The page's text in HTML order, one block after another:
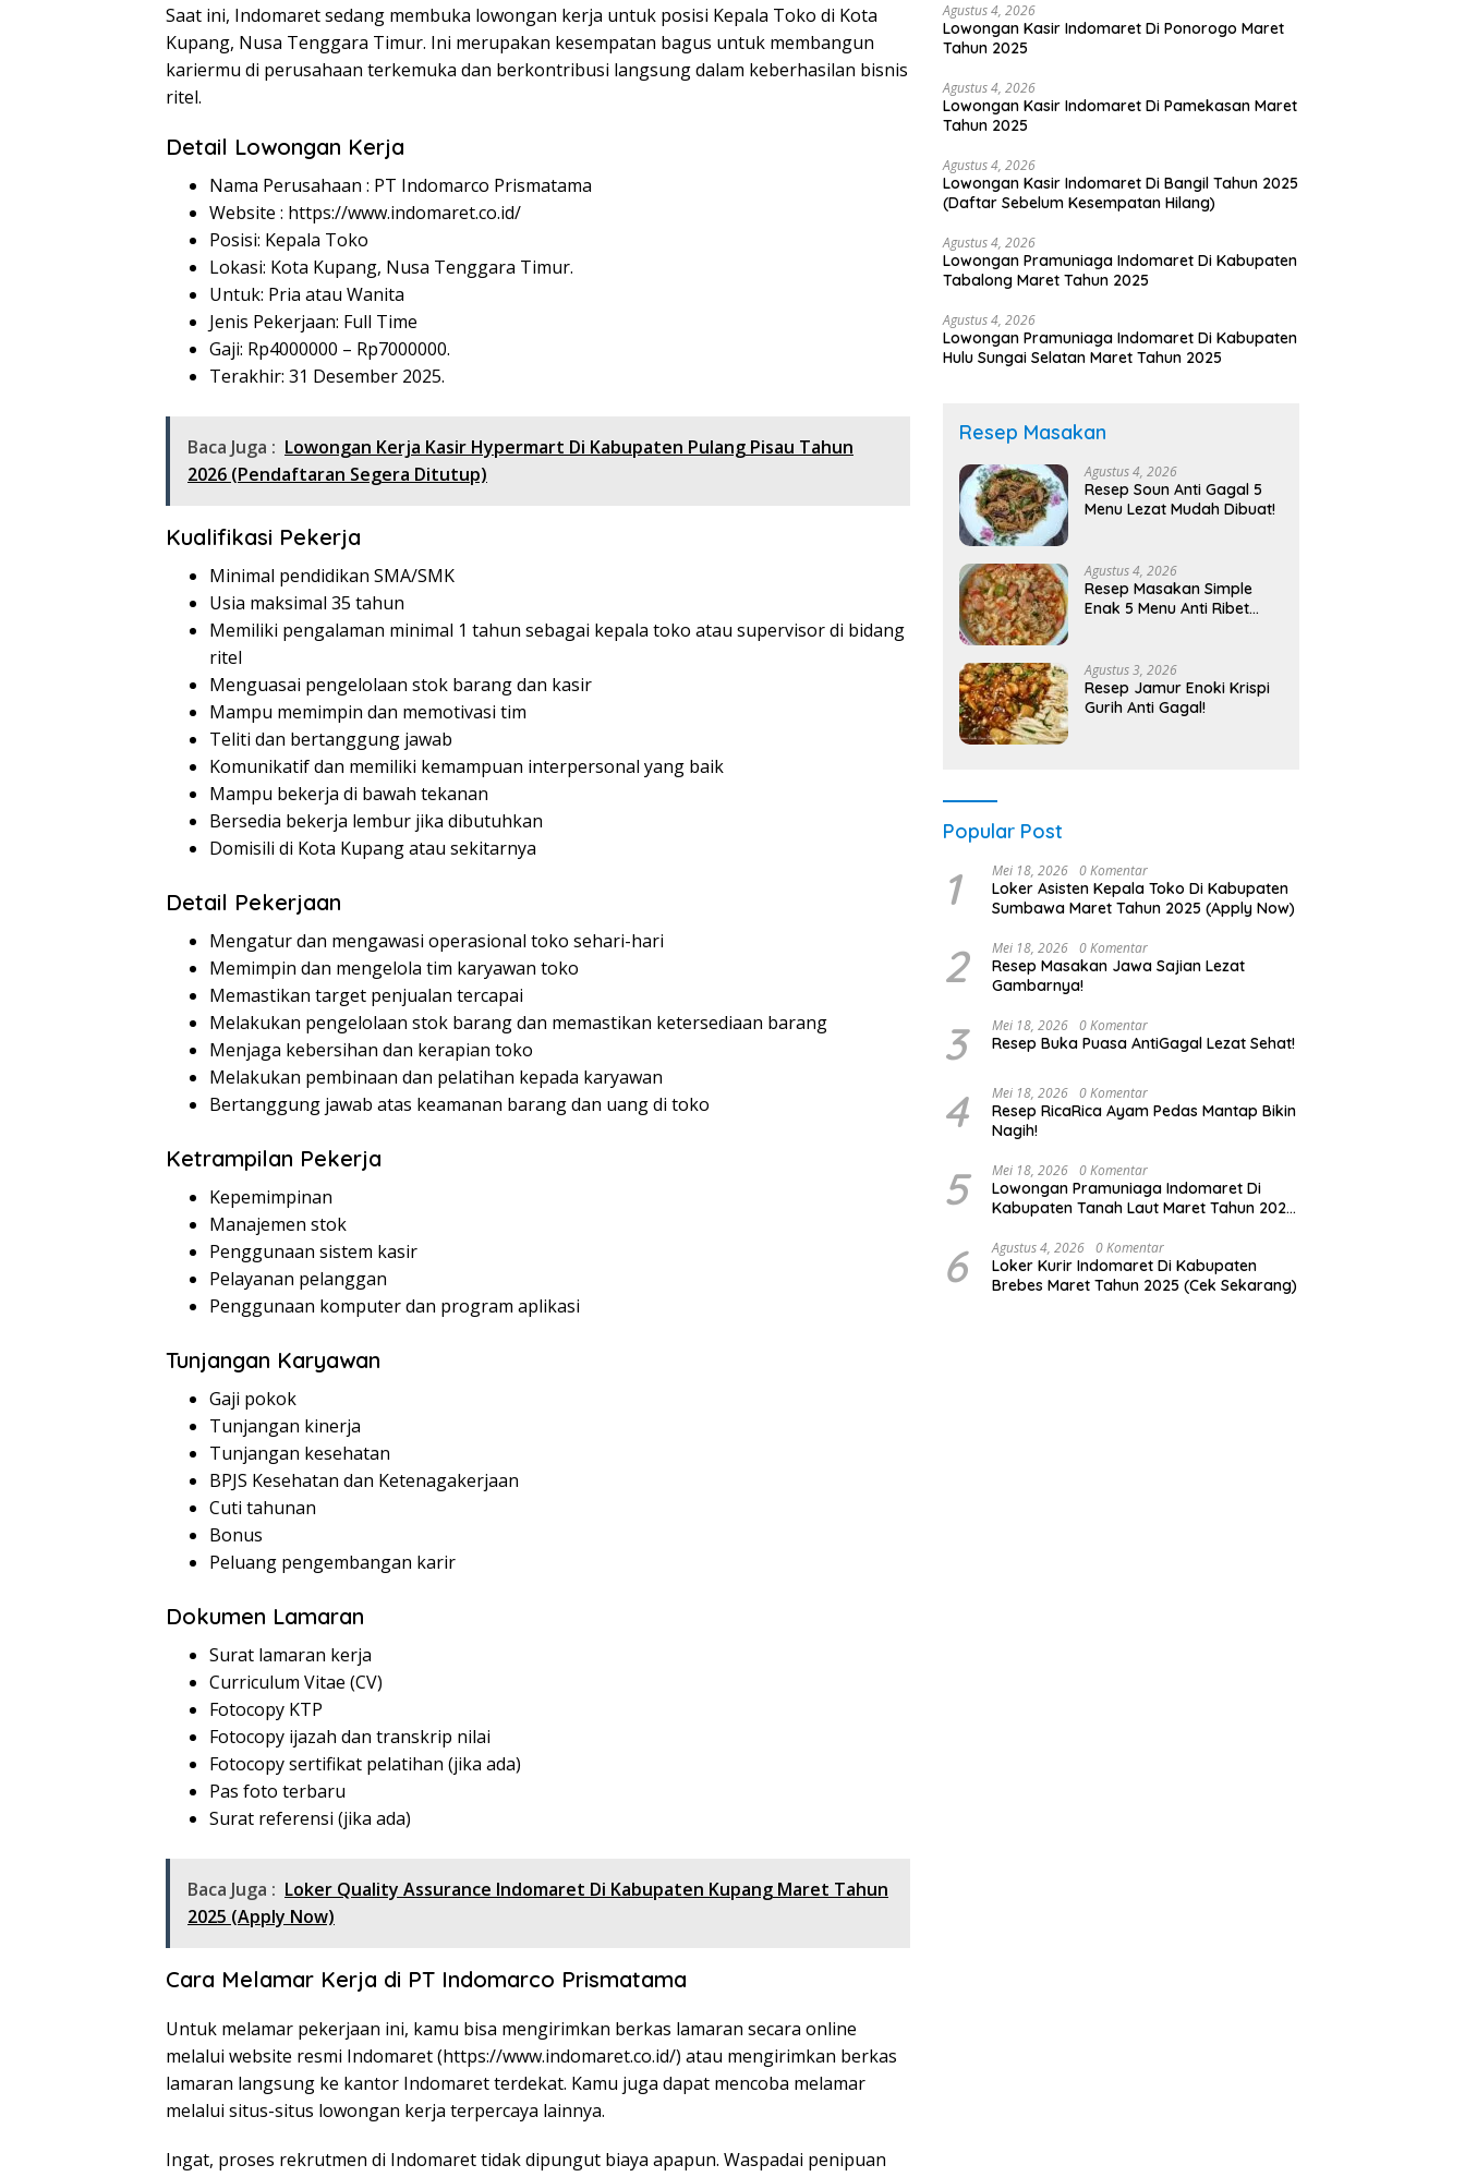
Saat ini, Indomaret sedang membuka lowongan kerja untuk posisi Kepala Toko di Kota
Kupang, Nusa Tenggara Timur. Ini merupakan kesempatan bagus untuk membangun
kariermu di perusahaan terkemuka dan berkontribusi langsung dalam keberhasilan bisnis
ritel.
Detail Lowongan Kerja
Nama Perusahaan : PT Indomarco Prismatama
Website : https://www.indomaret.co.id/
Posisi: Kepala Toko
Lokasi: Kota Kupang, Nusa Tenggara Timur.
Untuk: Pria atau Wanita
Jenis Pekerjaan: Full Time
Gaji: Rp4000000 – Rp7000000.
Terakhir: 31 Desember 2025.
Baca Juga : Lowongan Kerja Kasir Hypermart Di Kabupaten Pulang Pisau Tahun
2026 (Pendaftaran Segera Ditutup)
Kualifikasi Pekerja
Minimal pendidikan SMA/SMK
Usia maksimal 35 tahun
Memiliki pengalaman minimal 1 tahun sebagai kepala toko atau supervisor di bidang
ritel
Menguasai pengelolaan stok barang dan kasir
Mampu memimpin dan memotivasi tim
Teliti dan bertanggung jawab
Komunikatif dan memiliki kemampuan interpersonal yang baik
Mampu bekerja di bawah tekanan
Bersedia bekerja lembur jika dibutuhkan
Domisili di Kota Kupang atau sekitarnya
Detail Pekerjaan
Mengatur dan mengawasi operasional toko sehari-hari
Memimpin dan mengelola tim karyawan toko
Memastikan target penjualan tercapai
Melakukan pengelolaan stok barang dan memastikan ketersediaan barang
Menjaga kebersihan dan kerapian toko
Melakukan pembinaan dan pelatihan kepada karyawan
Bertanggung jawab atas keamanan barang dan uang di toko
Ketrampilan Pekerja
Kepemimpinan
Manajemen stok
Penggunaan sistem kasir
Pelayanan pelanggan
Penggunaan komputer dan program aplikasi
Tunjangan Karyawan
Gaji pokok
Tunjangan kinerja
Tunjangan kesehatan
BPJS Kesehatan dan Ketenagakerjaan
Cuti tahunan
Bonus
Peluang pengembangan karir
Dokumen Lamaran
Surat lamaran kerja
Curriculum Vitae (CV)
Fotocopy KTP
Fotocopy ijazah dan transkrip nilai
Fotocopy sertifikat pelatihan (jika ada)
Pas foto terbaru
Surat referensi (jika ada)
Baca Juga : Loker Quality Assurance Indomaret Di Kabupaten Kupang Maret Tahun
2025 (Apply Now)
Cara Melamar Kerja di PT Indomarco Prismatama
Untuk melamar pekerjaan ini, kamu bisa mengirimkan berkas lamaran secara online
melalui website resmi Indomaret (https://www.indomaret.co.id/) atau mengirimkan berkas
lamaran langsung ke kantor Indomaret terdekat. Kamu juga dapat mencoba melamar
melalui situs-situs lowongan kerja terpercaya lainnya.
Ingat, proses rekrutmen di Indomaret tidak dipungut biaya apapun. Waspadai penipuan
Agustus 4, 2026
Lowongan Kasir Indomaret Di Ponorogo Maret
Tahun 2025
Agustus 4, 2026
Lowongan Kasir Indomaret Di Pamekasan Maret
Tahun 2025
Agustus 4, 2026
Lowongan Kasir Indomaret Di Bangil Tahun 2025
(Daftar Sebelum Kesempatan Hilang)
Agustus 4, 2026
Lowongan Pramuniaga Indomaret Di Kabupaten
Tabalong Maret Tahun 2025
Agustus 4, 2026
Lowongan Pramuniaga Indomaret Di Kabupaten
Hulu Sungai Selatan Maret Tahun 2025
Resep Masakan
Agustus 4, 2026
Resep Soun Anti Gagal 5
Menu Lezat Mudah Dibuat!
Agustus 4, 2026
Resep Masakan Simple
Enak 5 Menu Anti Ribet
Agustus 3, 2026
Resep Jamur Enoki Krispi
Gurih Anti Gagal!
Popular Post
1 Mei 18, 2026 0 Komentar
Loker Asisten Kepala Toko Di Kabupaten
Sumbawa Maret Tahun 2025 (Apply Now)
2 Mei 18, 2026 0 Komentar
Resep Masakan Jawa Sajian Lezat
Gambarnya!
3 Mei 18, 2026 0 Komentar
Resep Buka Puasa AntiGagal Lezat Sehat!
4 Mei 18, 2026 0 Komentar
Resep RicaRica Ayam Pedas Mantap Bikin
Nagih!
5 Mei 18, 2026 0 Komentar
Lowongan Pramuniaga Indomaret Di
Kabupaten Tanah Laut Maret Tahun 2025
6 Agustus 4, 2026 0 Komentar
Loker Kurir Indomaret Di Kabupaten
Brebes Maret Tahun 2025 (Cek Sekarang)